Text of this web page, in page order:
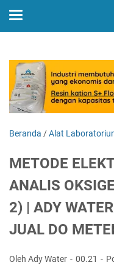
Beranda /Alat
METODE
ANALIS
2) | ADY
JUAL DO
Oleh Ady Water 00.21